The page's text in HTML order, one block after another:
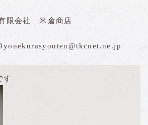
限会社 米倉商店
す